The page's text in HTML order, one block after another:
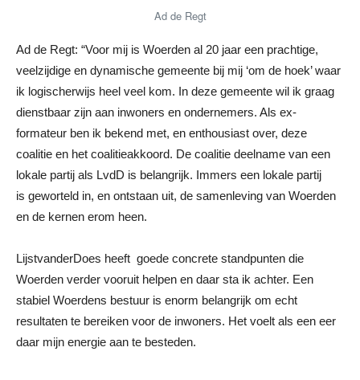
Ad de Regt
Ad de Regt: “Voor mij is Woerden al 20 jaar een prachtige,
veelzijdige en dynamische gemeente bij mij ‘om de hoek’ waar
ik logischerwijs heel veel kom. In deze gemeente wil ik graag
dienstbaar zijn aan inwoners en ondernemers. Als ex-
formateur ben ik bekend met, en enthousiast over, deze
coalitie en het coalitieakkoord. De coalitie deelname van een
lokale partij als LvdD is belangrijk. Immers een lokale partij
is geworteld in, en ontstaan uit, de samenleving van Woerden
en de kernen erom heen.
LijstvanderDoes heeft goede concrete standpunten die
Woerden verder vooruit helpen en daar sta ik achter. Een
stabiel Woerdens bestuur is enorm belangrijk om echt
resultaten te bereiken voor de inwoners. Het voelt als een eer
daar mijn energie aan te besteden.